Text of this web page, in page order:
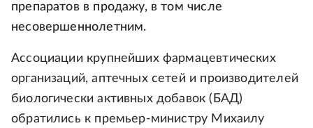
препаратов в продажу, в том числе
несовершеннолетним.
Ассоциации крупнейших фармацевтических
организаций, аптечных сетей и производителей
биологически активных добавок (БАД)
обратились к премьер-министру Михаилу